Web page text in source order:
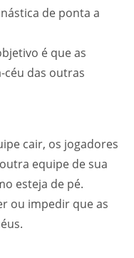
de ponta a
é que as
das outras
cair, os jogadores
equipe de sua
esteja de pé.
ou impedir que as